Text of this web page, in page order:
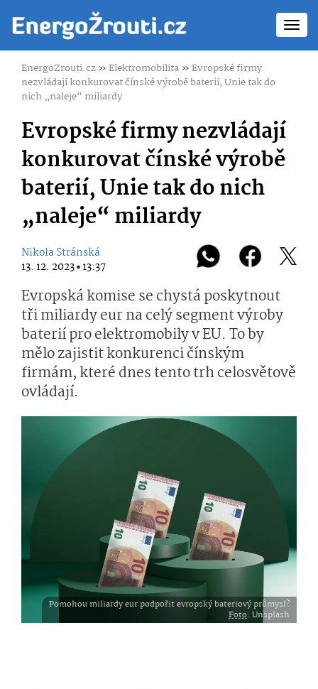
EnergoZrouti.cz»Elektromobilita»Evropské firmy
nezvládají konkurovat čínské výrobě baterií, Unie tak do
nich „naleje“ miliardy
Evropské firmy nezvládají
konkurovat čínské výrobě
baterií, Unie tak do nich
„naleje“ miliardy
Nikola Stránská
13. 12. 2023 ▪ 13:37
Evropská komise se chystá poskytnout
tři miliardy eur na celý segment výroby
baterií pro elektromobily v EU. To by
mělo zajistit konkurenci čínským
firmám, které dnes tento trh celosvětově
ovládají.
Pomohou miliardy eur podpořit evropský bateriový průmysl?
Foto: Unsplash